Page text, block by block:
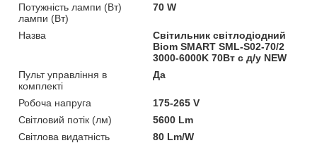
Потужність лампи (Вт)
лампи (Вт)
70 W
Назва
Світильник світлодіодний
Biom SMART SML-S02-70/2
3000-6000K 70Вт с д/у NEW
Пульт управління в
комплекті
Да
Робоча напруга
175-265 V
Світловий потік (лм)
5600 Lm
Світлова видатність
80 Lm/W